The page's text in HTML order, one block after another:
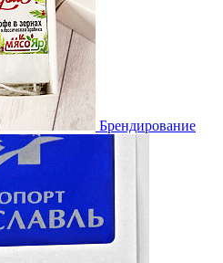
Брендирование